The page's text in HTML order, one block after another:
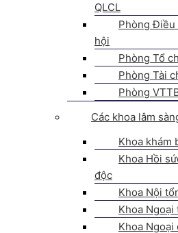
QLCL
Phòng Điều
hội
Phòng Tổ
Phòng Tài
Phòng
Các khoa lâm
Khoa khám
Khoa Hồi
độc
Khoa Nội
Khoa
Khoa Ngoại